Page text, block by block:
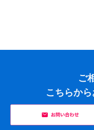
ご
こちらか